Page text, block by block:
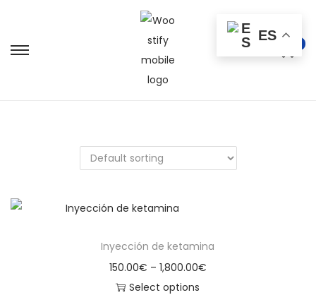
Inyección de ketamina
150.00€ – 1,800.00€
Select options
ES